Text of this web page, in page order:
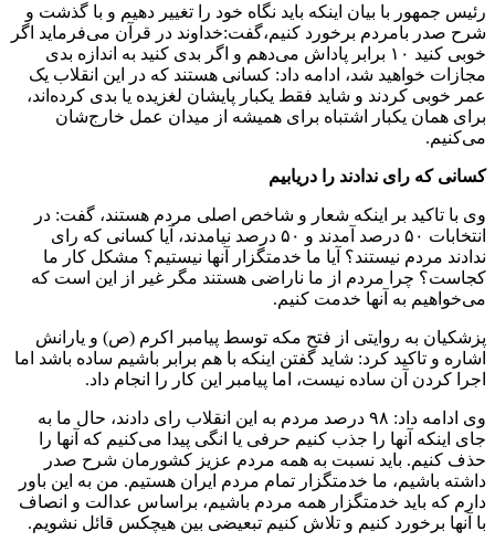
رئیس جمهور با بیان اینکه باید نگاه خود را تغییر دهیم و با گذشت و
شرح صدر بامردم برخورد کنیم،گفت:خداوند در قرآن می‌فرماید اگر
خوبی کنید ۱۰ برابر پاداش می‌دهم و اگر بدی کنید به اندازه بدی
مجازات خواهید شد، ادامه داد: کسانی هستند که در این انقلاب یک
عمر خوبی کردند و شاید فقط یکبار پایشان لغزیده یا بدی کرده‌اند،
برای همان یکبار اشتباه برای همیشه از میدان عمل خارج‌شان
می‌کنیم.
کسانی که رای ندادند را دریابیم
وی با تاکید بر اینکه شعار و شاخص اصلی مردم هستند، گفت: در
انتخابات ۵۰ درصد آمدند و ۵۰ درصد نیامدند، آیا کسانی که رای
ندادند مردم نیستند؟ آیا ما خدمتگزار آنها نیستیم؟ مشکل کار ما
کجاست؟ چرا مردم از ما ناراضی هستند مگر غیر از این است که
می‌خواهیم به آنها خدمت کنیم.
پزشکیان به روایتی از فتح مکه توسط پیامبر اکرم (ص) و یارانش
اشاره و تاکید کرد: شاید گفتن اینکه با هم برابر باشیم ساده باشد اما
اجرا کردن آن ساده نیست، اما پیامبر این کار را انجام داد.
وی ادامه داد: ۹۸ درصد مردم به این انقلاب رای دادند، حال ما به
جای اینکه آنها را جذب کنیم حرفی یا انگی پیدا می‌کنیم که آنها را
حذف کنیم. باید نسبت به همه مردم عزیز کشورمان شرح صدر
داشته باشیم، ما خدمتگزار تمام مردم ایران هستیم. من به این باور
دارم که باید خدمتگزار همه مردم باشیم، براساس عدالت و انصاف
با آنها برخورد کنیم و تلاش کنیم تبعیضی بین هیچکس قائل نشویم.